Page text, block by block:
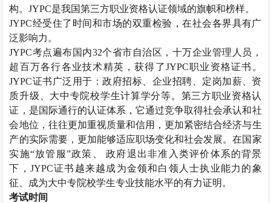
构。JYPC是我国第三方职业资格认证领域的旗帜和榜样。
JYPC经受住了时间和市场的双重检验，在社会各界具有广
泛影响力。
JYPC考点遍布国内32个省市自治区，十万企业管理人员，
超百万各行各业技术精英，获得了JYPC职业资格证书。
JYPC证书广泛用于：政府招标、企业招聘、定岗加薪、资
质升级、大中专院校学生计算学分等。第三方职业资格认
证，是国际通行的认证体系，它通过竞争取得社会承认和社
会地位，往往更加重视质量和信用，更加紧密结合经济与生
产的实际需要，更加能够适应职场变化和社会发展。在国家
实施“放管服”政策、 政府退出非准入类评价体系的背景
下， JYPC证书越来越成为金领和白领人士执业能力的象
征、成为大中专院校学生专业技能水平的有力证明。
考试时间